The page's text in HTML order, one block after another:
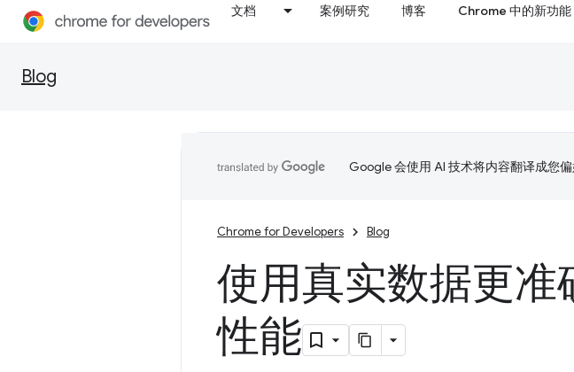
文档 案例研究 博客 Chrome 中的新功能
Blog
Google 会使用 AI 技术将内容翻译成您
Chrome for Developers Blog
使用真实数据更
性能